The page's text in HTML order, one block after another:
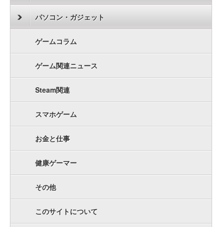
パソコン・ガジェット
ゲームコラム
ゲーム関連ニュース
Steam関連
スマホゲーム
お金と仕事
健康ゲーマー
その他
このサイトについて